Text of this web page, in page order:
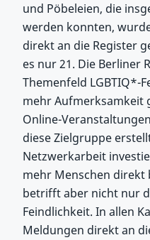
und Pöbeleien, die
werden konnten,
direkt an die Register
es nur 21. Die Berliner
Themenfeld LGBTIQ*-
mehr Aufmerksamkeit
Online-
diese Zielgruppe
Netzwerkarbeit
mehr Menschen direkt
betrifft aber nicht nur
Feindlichkeit. In allen
Meldungen direkt an